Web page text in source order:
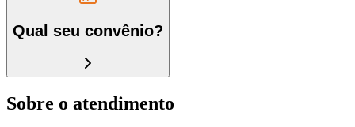
Qual seu convênio?
Sobre o atendimento